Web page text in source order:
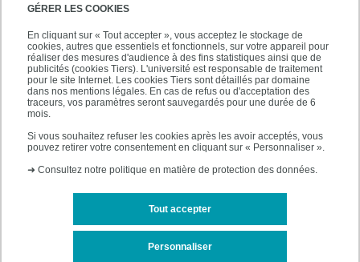
GÉRER LES COOKIES
En cliquant sur « Tout accepter », vous acceptez le stockage de
cookies, autres que essentiels et fonctionnels, sur votre appareil pour
réaliser des mesures d'audience à des fins statistiques ainsi que de
publicités (cookies Tiers). L'université est responsable de traitement
pour le site Internet. Les cookies Tiers sont détaillés par domaine
dans nos mentions légales. En cas de refus ou d'acceptation des
traceurs, vos paramètres seront sauvegardés pour une durée de 6
mois.
Si vous souhaitez refuser les cookies après les avoir acceptés, vous
pouvez retirer votre consentement en cliquant sur « Personnaliser ».
➜ Consultez notre politique en matière de protection des données.
Tout accepter
Personnaliser
RESSOURCES
SUIVEZ-NOUS
Plan d'accès